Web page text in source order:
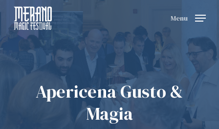
Skip
main
content
Menu
Apericena Gusto &
Magia